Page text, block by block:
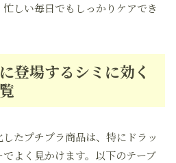
しい毎日でもしっかりケアでき
登場するシミに効く
たプチプラ商品は、特にドラッ
よく見かけます。以下のテーブ